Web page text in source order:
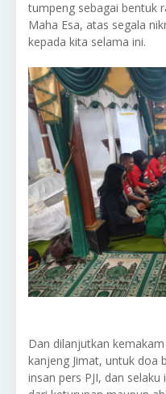
tumpeng sebagai bentuk
Maha Esa, atas segala
kepada kita selama ini.
Dan dilanjutkan
kanjeng Jimat, untuk doa
insan pers PJI, dan